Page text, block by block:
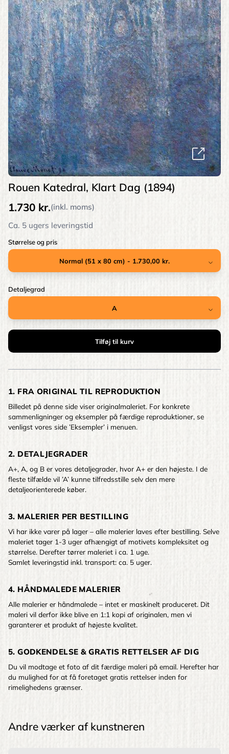
Rouen Katedral, Klart Dag (1894)
1.730 kr.(inkl. moms)
Ca. 5 ugers leveringstid
Størrelse og pris
Detaljegrad
1. FRA ORIGINAL TIL REPRODUKTION
Billedet på denne side viser originalmaleriet. For konkrete
sammenligninger og eksempler på færdige reproduktioner, se
venligst vores side ’Eksempler’ i menuen.
2. DETALJEGRADER
A+, A, og B er vores detaljegrader, hvor A+ er den højeste. I de
fleste tilfælde vil ’A’ kunne tilfredsstille selv den mere
detaljeorienterede køber.
3. MALERIER PER BESTILLING
Vi har ikke varer på lager – alle malerier laves efter bestilling. Selve
maleriet tager 1-3 uger afhængigt af motivets kompleksitet og
størrelse. Derefter tørrer maleriet i ca. 1 uge.
Samlet leveringstid inkl. transport: ca. 5 uger.
4. HÅNDMALEDE MALERIER
Alle malerier er håndmalede – intet er maskinelt produceret. Dit
maleri vil derfor ikke blive en 1:1 kopi af originalen, men vi
garanterer et produkt af højeste kvalitet.
5. GODKENDELSE & GRATIS RETTELSER AF DIG
Du vil modtage et foto af dit færdige maleri på email. Herefter har
du mulighed for at få foretaget gratis rettelser inden for
rimelighedens grænser.
Andre værker af kunstneren